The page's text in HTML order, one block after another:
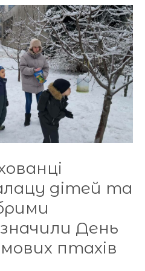
дітей та
День
птахів